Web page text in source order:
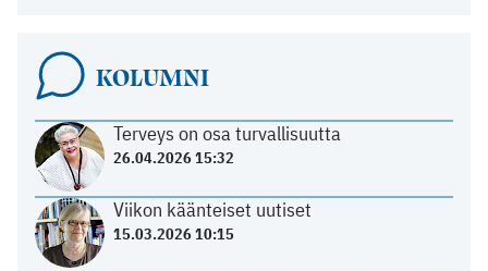
KOLUMNI
Terveys on osa turvallisuutta
26.04.2026 15:32
Viikon käänteiset uutiset
15.03.2026 10:15